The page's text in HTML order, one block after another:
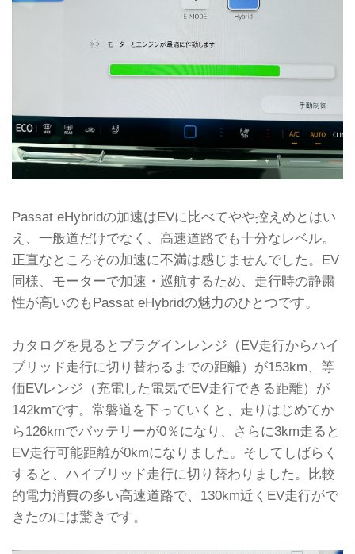
Passat eHybridの加速はEVに比べてやや控えめとはい
え、一般道だけでなく、高速道路でも十分なレベル。
正直なところその加速に不満は感じませんでした。EV
同様、モーターで加速・巡航するため、走行時の静粛
性が高いのもPassat eHybridの魅力のひとつです。
カタログを見るとプラグインレンジ（EV走行からハイ
ブリッド走行に切り替わるまでの距離）が153km、等
価EVレンジ（充電した電気でEV走行できる距離）が
142kmです。常磐道を下っていくと、走りはじめてか
ら126kmでバッテリーが0％になり、さらに3km走ると
EV走行可能距離が0kmになりました。そしてしばらく
すると、ハイブリッド走行に切り替わりました。比較
的電力消費の多い高速道路で、130km近くEV走行がで
きたのには驚きです。